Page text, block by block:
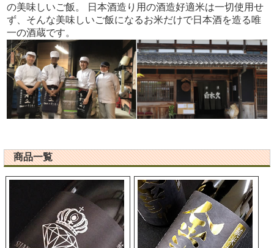
の美味しいご飯。 日本酒造り用の酒造好適米は一切使用せ
ず、そんな美味しいご飯になるお米だけで日本酒を造る唯
一の酒蔵です。
商品一覧